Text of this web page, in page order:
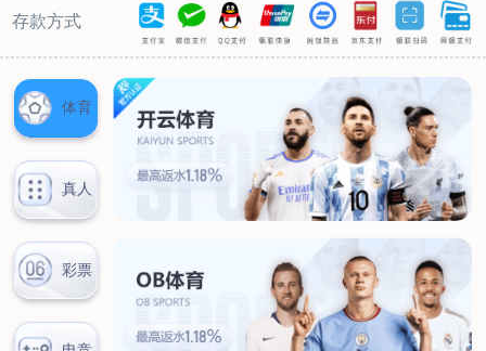
汉堡包装纸
包肉纸
吸油纸
新闻展示
公司新闻
行业资讯
联系我们
联系方式
客户留言